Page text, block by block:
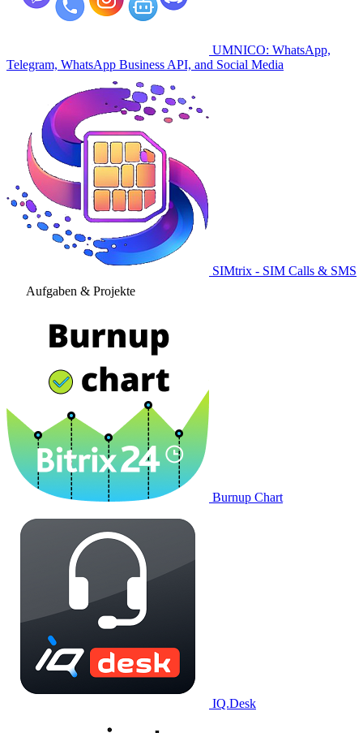
UMNICO: WhatsApp,
Telegram, WhatsApp Business API, and Social Media
SIMtrix - SIM Calls & SMS
Aufgaben & Projekte
Burnup Chart
IQ.Desk